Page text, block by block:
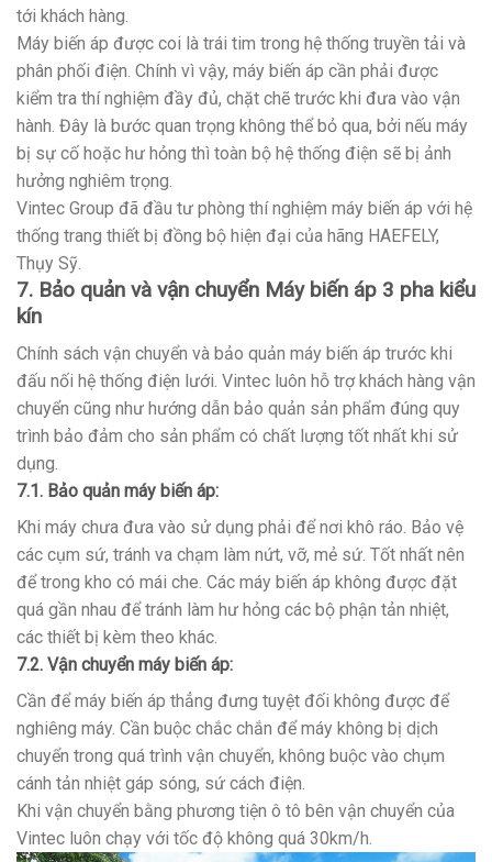
tới khách hàng.
Máy biến áp được coi là trái tim trong hệ thống truyền tải và
phân phối điện. Chính vì vậy, máy biến áp cần phải được
kiểm tra thí nghiệm đầy đủ, chặt chẽ trước khi đưa vào vận
hành. Đây là bước quan trọng không thể bỏ qua, bởi nếu máy
bị sự cố hoặc hư hỏng thì toàn bộ hệ thống điện sẽ bị ảnh
hưởng nghiêm trọng.
Vintec Group đã đầu tư phòng thí nghiệm máy biến áp với hệ
thống trang thiết bị đồng bộ hiện đại của hãng HAEFELY,
Thụy Sỹ.
7. Bảo quản và vận chuyển Máy biến áp 3 pha kiểu
kín
Chính sách vận chuyển và bảo quản máy biến áp trước khi
đấu nối hệ thống điện lưới. Vintec luôn hỗ trợ khách hàng vận
chuyển cũng như hướng dẫn bảo quản sản phẩm đúng quy
trình bảo đảm cho sản phẩm có chất lượng tốt nhất khi sử
dụng.
7.1. Bảo quản máy biến áp:
Khi máy chưa đưa vào sử dụng phải để nơi khô ráo. Bảo vệ
các cụm sứ, tránh va chạm làm nứt, vỡ, mẻ sứ. Tốt nhất nên
để trong kho có mái che. Các máy biến áp không được đặt
quá gần nhau để tránh làm hư hỏng các bộ phận tản nhiệt,
các thiết bị kèm theo khác.
7.2. Vận chuyển máy biến áp:
Cần để máy biến áp thẳng đưng tuyệt đối không được để
nghiêng máy. Cần buộc chắc chắn để máy không bị dịch
chuyển trong quá trình vận chuyển, không buộc vào chụm
cánh tản nhiệt gáp sóng, sứ cách điện.
Khi vận chuyển bằng phương tiện ô tô bên vận chuyển của
Vintec luôn chạy với tốc độ không quá 30km/h.